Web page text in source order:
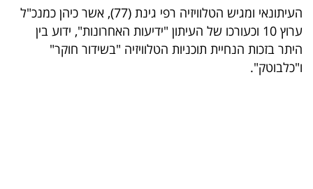
ספורט
קריירה
ולימודים
העיתונאי ומגיש הטלוויזיה רפי גינת (77), אשר כיהן כמנכ"ל
ערוץ 10 וכעורכו של העיתון "ידיעות האחרונות", ידוע בין
היתר בזכות הנחיית תוכניות הטלוויזיה "בשידור חוקר"
ו"כלבוטק".